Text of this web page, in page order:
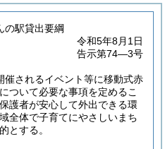
の駅貸出要綱
令和5年8月1日
告示第74―3号
催されるイベント等に移動式赤
ついて必要な事項を定めるこ
護者が安心して外出できる環
全体で子育てにやさしいまち
とする。